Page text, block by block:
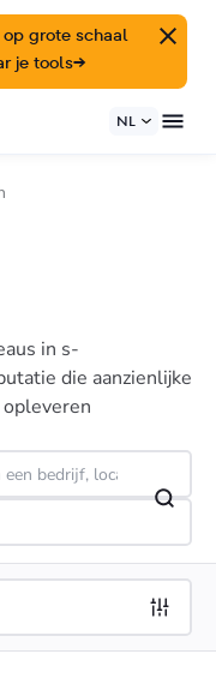
op grote schaal
je tools→
NL
in s-
die aanzienlijke